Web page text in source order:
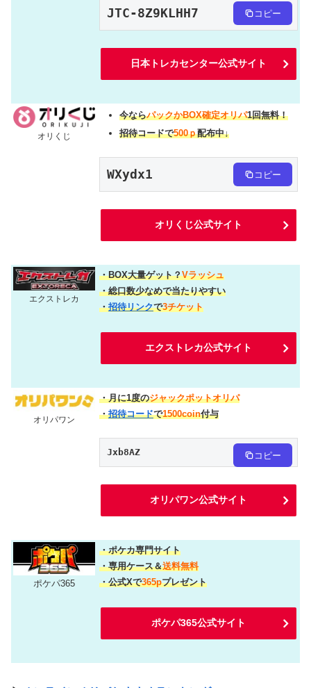
JTC-8Z9KLHH7 コピー
日本トレカセンター公式サイト
オリくじ
今ならパックかBOX確定オリパ1回無料！
招待コードで500ｐ配布中↓
WXydx1 コピー
オリくじ公式サイト
エクストレカ
・BOX大量ゲット？Vラッシュ
・総口数少なめで当たりやすい
・招待リンクで3チケット
エクストレカ公式サイト
オリパワン
・月に1度のジャックポットオリパ
・招待コードで1500coin付与
Jxb8AZ コピー
オリパワン公式サイト
ポケパ365
・ポケカ専門サイト
・専用ケース＆送料無料
・公式Xで365pプレゼント
ポケパ365公式サイト